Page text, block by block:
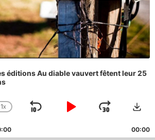
éditions Au diable vauvert fêtent leur 25
CHANGE
RATE
1X
SKIP
PLAYJUMP
00:00